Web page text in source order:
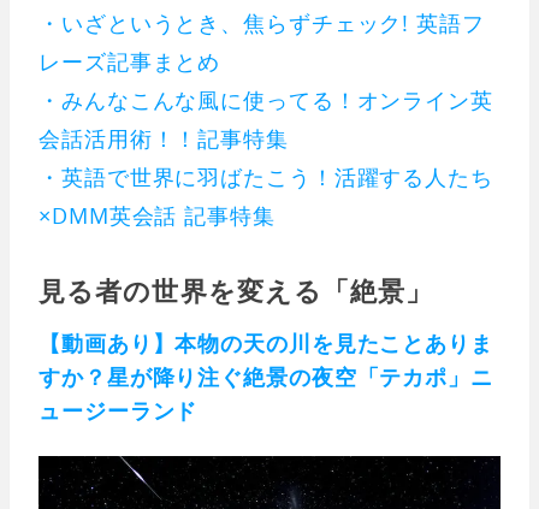
・いざというとき、焦らずチェック! 英語フ
レーズ記事まとめ
・みんなこんな風に使ってる！オンライン英
会話活用術！！記事特集
・英語で世界に羽ばたこう！活躍する人たち
×DMM英会話 記事特集
見る者の世界を変える「絶景」
【動画あり】本物の天の川を見たことありま
すか？星が降り注ぐ絶景の夜空「テカポ」ニ
ュージーランド